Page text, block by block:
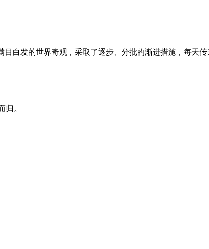
白发的世界奇观，采取了逐步、分批的渐进措施，每天
归。